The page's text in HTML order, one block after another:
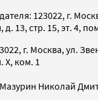
123022, г.
13, стр. 15, эт. 4,
г. Москва, ул.
X, ком. 1
Николай